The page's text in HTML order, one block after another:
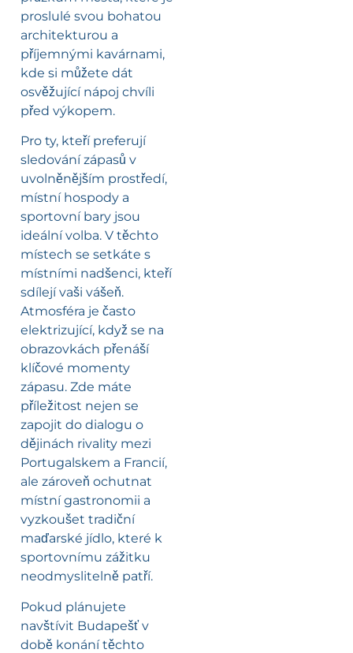
proslulé svou bohatou
architekturou a
příjemnými kavárnami,
kde si můžete dát
osvěžující nápoj chvíli
před výkopem.
Pro ty, kteří preferují
sledování zápasů v
uvolněnějším prostředí,
místní hospody a
sportovní bary jsou
ideální volba. V těchto
místech se setkáte s
místními nadšenci, kteří
sdílejí vaši vášeň.
Atmosféra je často
elektrizující, když se na
obrazovkách přenáší
klíčové momenty
zápasu. Zde máte
příležitost nejen se
zapojit do dialogu o
dějinách rivality mezi
Portugalskem a Francií,
ale zároveň ochutnat
místní gastronomii a
vyzkoušet tradiční
maďarské jídlo, které k
sportovnímu zážitku
neodmyslitelně patří.
Pokud plánujete
navštívit Budapešť v
době konání těchto